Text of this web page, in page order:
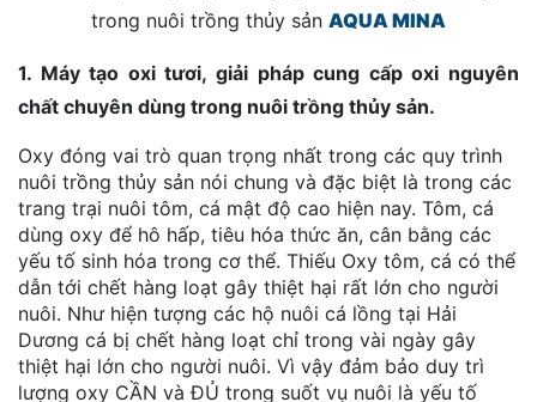
trong nuôi trồng thủy sản AQUA MINA
1. Máy tạo oxi tươi, giải pháp cung cấp oxi nguyên
chất chuyên dùng trong nuôi trồng thủy sản.
Oxy đóng vai trò quan trọng nhất trong các quy trình
nuôi trồng thủy sản nói chung và đặc biệt là trong các
trang trại nuôi tôm, cá mật độ cao hiện nay. Tôm, cá
dùng oxy để hô hấp, tiêu hóa thức ăn, cân bằng các
yếu tố sinh hóa trong cơ thể. Thiếu Oxy tôm, cá có thể
dẫn tới chết hàng loạt gây thiệt hại rất lớn cho người
nuôi. Như hiện tượng các hộ nuôi cá lồng tại Hải
Dương cá bị chết hàng loạt chỉ trong vài ngày gây
thiệt hại lớn cho người nuôi. Vì vậy đảm bảo duy trì
lượng oxy CẦN và ĐỦ trong suốt vụ nuôi là yếu tố